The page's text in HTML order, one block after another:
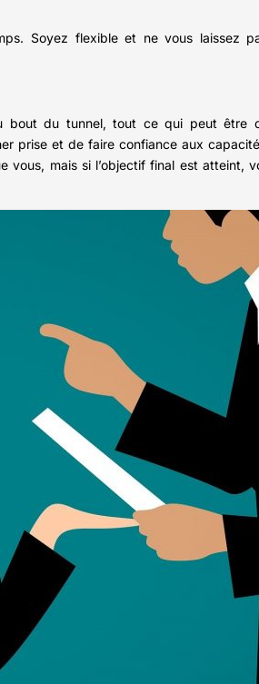
Soyez flexible et ne vous laissez
du tunnel, tout ce qui peut être
prise et de faire confiance aux
vous, mais si l’objectif final est atteint,